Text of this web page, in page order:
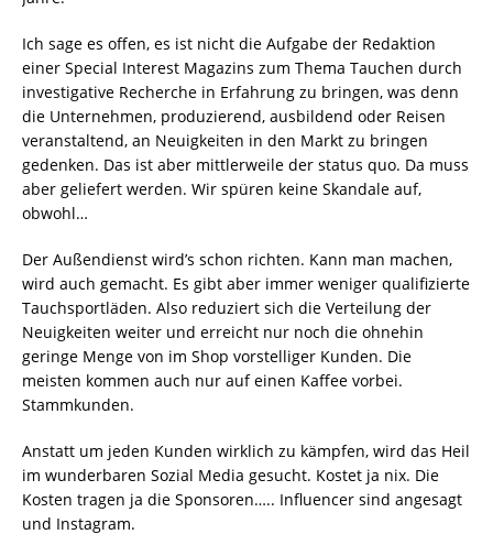
Ich sage es offen, es ist nicht die Aufgabe der Redaktion
einer Special Interest Magazins zum Thema Tauchen durch
investigative Recherche in Erfahrung zu bringen, was denn
die Unternehmen, produzierend, ausbildend oder Reisen
veranstaltend, an Neuigkeiten in den Markt zu bringen
gedenken. Das ist aber mittlerweile der status quo. Da muss
aber geliefert werden. Wir spüren keine Skandale auf,
obwohl…
Der Außendienst wird’s schon richten. Kann man machen,
wird auch gemacht. Es gibt aber immer weniger qualifizierte
Tauchsportläden. Also reduziert sich die Verteilung der
Neuigkeiten weiter und erreicht nur noch die ohnehin
geringe Menge von im Shop vorstelliger Kunden. Die
meisten kommen auch nur auf einen Kaffee vorbei.
Stammkunden.
Anstatt um jeden Kunden wirklich zu kämpfen, wird das Heil
im wunderbaren Sozial Media gesucht. Kostet ja nix. Die
Kosten tragen ja die Sponsoren….. Influencer sind angesagt
und Instagram.